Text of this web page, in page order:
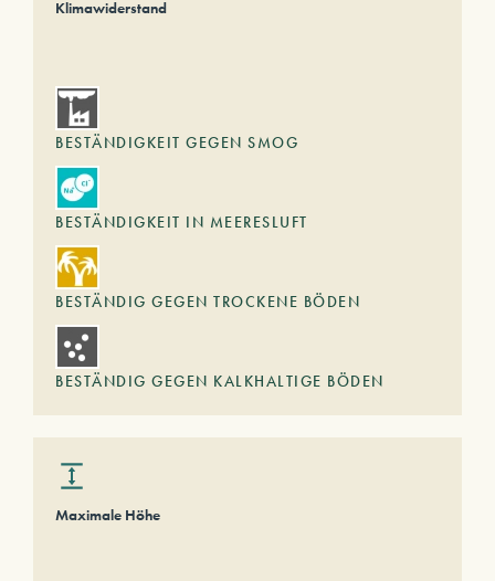
Klimawiderstand
BESTÄNDIGKEIT GEGEN SMOG
BESTÄNDIGKEIT IN MEERESLUFT
BESTÄNDIG GEGEN TROCKENE BÖDEN
BESTÄNDIG GEGEN KALKHALTIGE BÖDEN
Maximale Höhe